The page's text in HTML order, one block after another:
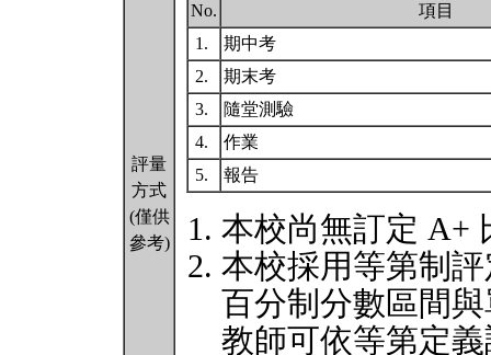
評量
方式
(僅供
參考)
No.
項目
1.
期中考
2.
期末考
3.
隨堂測驗
4.
作業
5.
報告
本校尚無訂定 A+
本校採用等第制
百分制分數區間
教師可依等第定